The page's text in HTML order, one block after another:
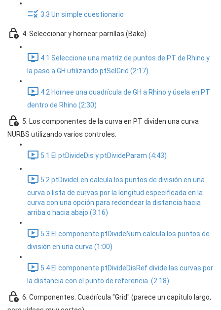
3.3 Un simple cuestionario
4. Seleccionar y hornear parrillas (Bake)
4.1 Seleccione una matriz de puntos de PT de Rhino y
la paso a GH utilizando ptSelGrid (2:17)
4.2 Hornee una cuadrícula de GH a Rhino y úsela en PT
dentro de Rhino (2:30)
5. Los componentes de la curva en PT dividen una curva
NURBS utilizando varios controles.
5.1 El ptDivideDis y ptDivideParam (4:43)
5.2 ptDivideLen calcula los puntos de división en una
curva o lista de curvas por la longitud especificada en la
curva con una opción para redondear la distancia hacia
arriba o hacia abajo (3:16)
5.3 El componente ptDivideNum calcula los puntos de
división en una curva (1:00)
5.4 El componente ptDivideDisRef divide las curvas por
la distancia con el punto de referencia. (2:18)
6. Componentes: Cuadrícula "Grid" (parece un capítulo largo,